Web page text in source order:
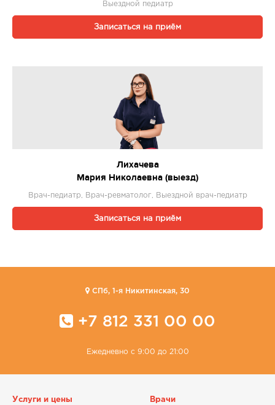
Выездной педиатр
Записаться на приём
Лихачева
Мария Николаевна (выезд)
Врач-педиатр, Врач-ревматолог, Выездной врач-педиатр
Записаться на приём
CПб, 1-я Никитинская, 30
+7 812 331 00 00
Ежедневно с 9:00 до 21:00
Услуги и цены Врачи